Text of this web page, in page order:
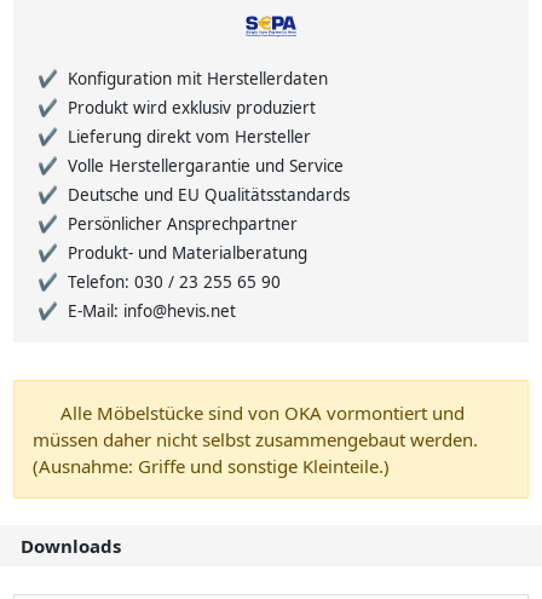
Konfiguration mit Herstellerdaten
Produkt wird exklusiv produziert
Lieferung direkt vom Hersteller
Volle Herstellergarantie und Service
Deutsche und EU Qualitätsstandards
Persönlicher Ansprechpartner
Produkt- und Materialberatung
Telefon: 030 / 23 255 65 90
E-Mail: info@hevis.net
Alle Möbelstücke sind von OKA vormontiert und
müssen daher nicht selbst zusammengebaut werden.
(Ausnahme: Griffe und sonstige Kleinteile.)
Downloads